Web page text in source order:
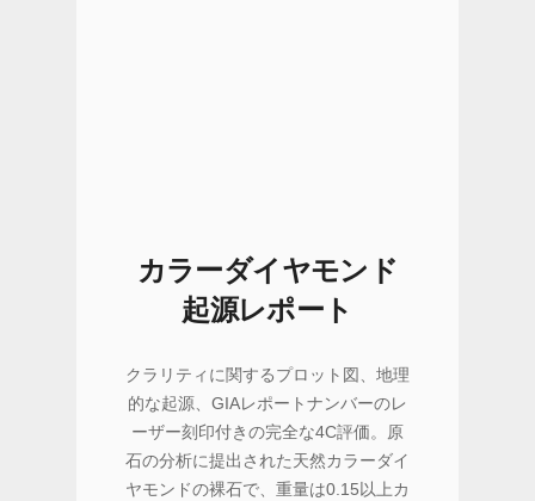
カラーダイヤモンド
起源レポート
クラリティに関するプロット図、地理
的な起源、GIAレポートナンバーのレ
ーザー刻印付きの完全な4C評価。原
石の分析に提出された天然カラーダイ
ヤモンドの裸石で、重量は0.15以上カ